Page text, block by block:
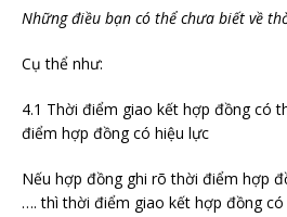
Những điều bạn có thể chưa biết về
Cụ thể như:
4.1 Thời điểm giao kết hợp đồng có
điểm hợp đồng có hiệu lực
Nếu hợp đồng ghi rõ thời điểm hợp
…. thì thời điểm giao kết hợp đồng